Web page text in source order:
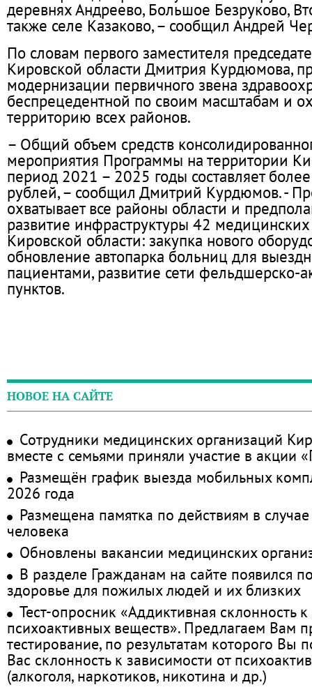
деревнях Андреево, Большое Безруково,
также селе Казаково, – сообщил Андрей
По словам первого заместителя
Кировской области Дмитрия Курдюмова,
модернизации первичного звена
беспрецедентной по своим масштабам и
территорию всех районов.
– Общий объем средств
мероприятия Программы на территории
период 2021 – 2025 годы составляет
рублей, – сообщил Дмитрий Курдюмов. -
охватывает все районы области и
развитие инфраструктуры 42
Кировской области: закупка нового
обновление автопарка больниц для
пациентами, развитие сети фельдшерско-
пунктов.
НОВОЕ НА САЙТЕ
Сотрудники медицинских организаций
вместе с семьями приняли участие в акции
Размещён график выезда мобильных
2026 года
Размещена памятка по действиям в
человека
Обновлены вакансии медицинских
В разделе Гражданам на сайте появился
здоровье для пожилых людей и их близких
Тест-опросник «Аддиктивная склонность
психоактивных веществ». Предлагаем Вам
тестирование, по результатам которого Вы
Вас склонность к зависимости от
(алкоголя, наркотиков, никотина и др.)